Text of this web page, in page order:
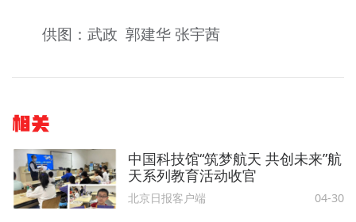
供图：武政 郭建华 张宇茜
相关
中国科技馆“筑梦航天 共创未来”航
天系列教育活动收官
北京日报客户端 04-30